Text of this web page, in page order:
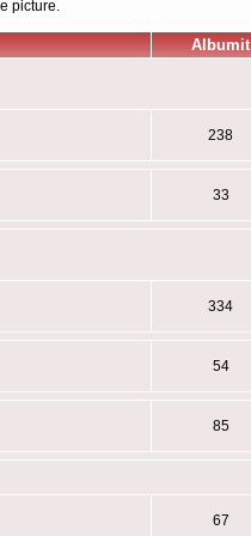
picture.
Albumit
238
33
334
54
85
67